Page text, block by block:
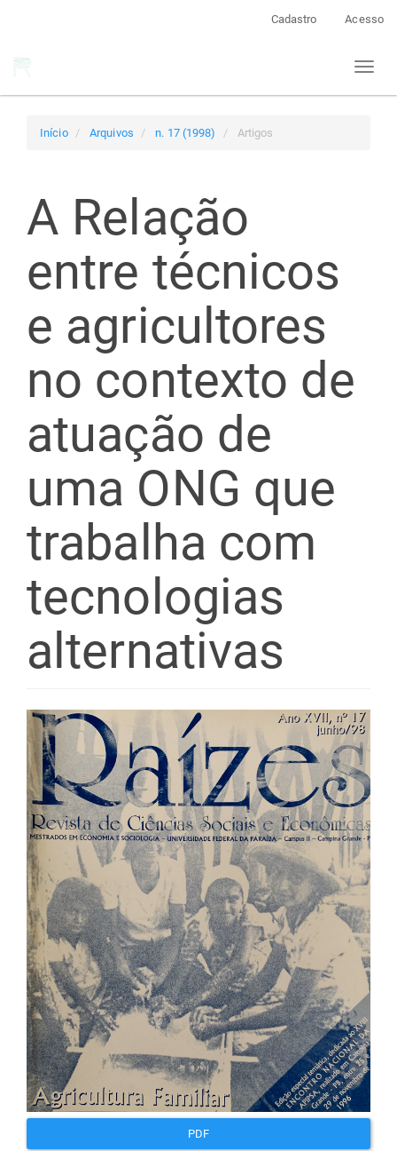
Cadastro Acesso
Toggle
Início Arquivos n. 17 (1998) Artigos
A Relação
entre técnicos
e agricultores
no contexto de
atuação de
uma ONG que
trabalha com
tecnologias
alternativas
Barra
lateral
de
artigos
PDF